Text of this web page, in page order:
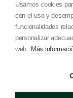
Contacto
I+D+I
Política de
Política de
Usamos cookies
con el uso y
funcionalidades
personalizar
web. Más